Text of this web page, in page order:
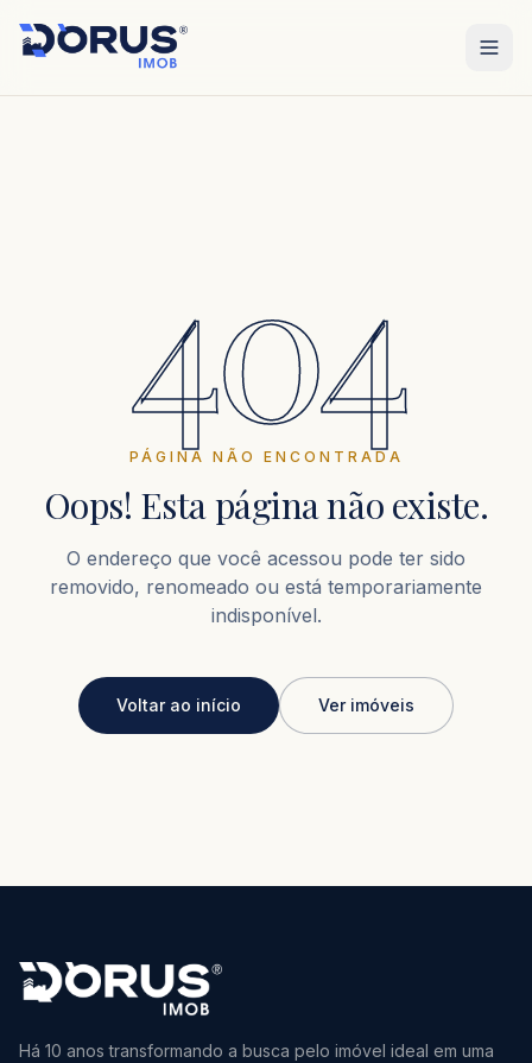
404
PÁGINA NÃO ENCONTRADA
Oops! Esta página não existe.
O endereço que você acessou pode ter sido
removido, renomeado ou está temporariamente
indisponível.
Voltar ao início Ver imóveis
Há 10 anos transformando a busca pelo imóvel ideal em uma